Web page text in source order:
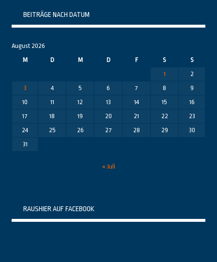
BEITRÄGE NACH DATUM
August 2026
M
D M D F S
S
1
2
3
4 5 6 7 8
9
10
11 12 13 14 15
16
17
18 19 20 21 22
23
24
25 26 27 28 29
30
31
« Juli
RAUSHIER AUF FACEBOOK